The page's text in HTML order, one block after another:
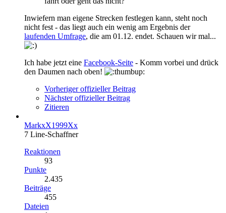
Inwiefern man eigene Strecken festlegen kann, steht noch
nicht fest - das liegt auch ein wenig am Ergebnis der
laufenden Umfrage, die am 01.12. endet. Schauen wir mal...
Ich habe jetzt eine Facebook-Seite - Komm vorbei und drück
den Daumen nach oben!
Vorheriger offizieller Beitrag
Nächster offizieller Beitrag
Zitieren
MarkxX1999Xx
7 Line-Schaffner
Reaktionen
93
Punkte
2.435
Beiträge
455
Dateien